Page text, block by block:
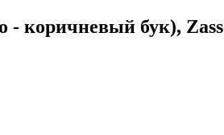
- коричневый бук),